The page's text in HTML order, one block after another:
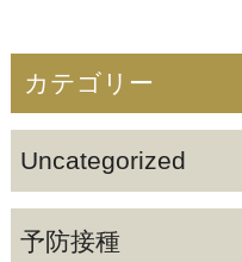
カテゴリー
Uncategorized
予防接種